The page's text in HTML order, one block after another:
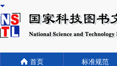
首页 标准规范